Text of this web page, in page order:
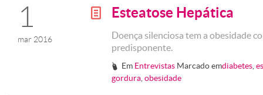
1
mar 2016
g Esteatose Hepática
Doença silenciosa tem a obesidade
predisponente.
# Em Entrevistas Marcado emdiabetes ,
gordura obesidade